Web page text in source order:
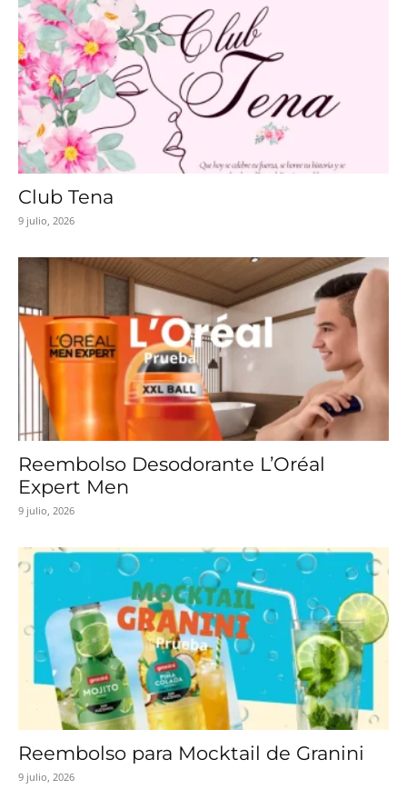
Club Tena
9 julio, 2026
Reembolso Desodorante L’Oréal
Expert Men
9 julio, 2026
Reembolso para Mocktail de Granini
9 julio, 2026